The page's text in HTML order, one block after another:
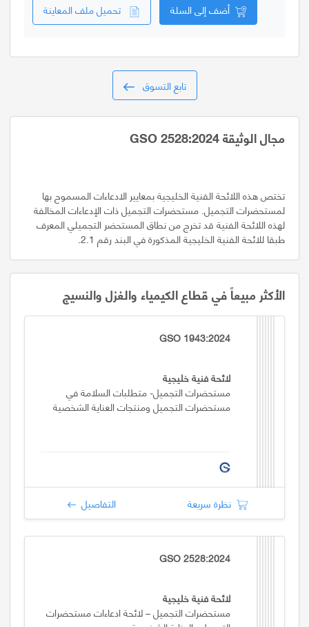
أضف إلى السلة تحميل ملف المعاينة
تابع التسوق
مجال الوثيقة GSO 2528:2024
تختص هذه اللائحة الفنية الخليجية بمعايير الادعاءات المسموح بها
لمستحضرات التجميل. مستحضرات التجميل ذات الإدعاءات المخالفة
لهذه اللائحة الفنية قد تخرج من نطاق المستحضر التجميلي المعرف
طبقا للائحة الفنية الخليجية المذكورة في البند رقم 2.1.
الأكثر مبيعاً في قطاع الكيمياء والغزل والنسيج
GSO 1943:2024
لائحة فنية خليجية
مستحضرات التجميل- متطلبات السلامة في
مستحضرات التجميل ومنتجات العناية الشخصية
نظرة سريعة التفاصيل
GSO 2528:2024
لائحة فنية خليجية
مستحضرات التجميل – لائحة ادعاءات مستحضرات